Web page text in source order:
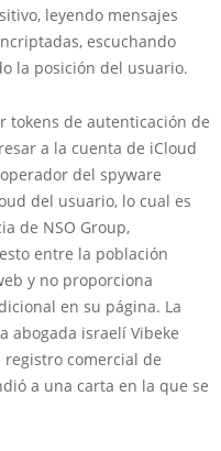
leyendo mensajes
escuchando
la posición del usuario.
tokens de autenticación de
a la cuenta de iCloud
del spyware
del usuario, lo cual es
de NSO Group,
entre la población
y no proporciona
en su página. La
abogada israelí Vibeke
comercial de
a una carta en la que se